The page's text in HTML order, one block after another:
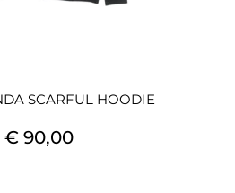
SCARFUL HOODIE
€ 90,00